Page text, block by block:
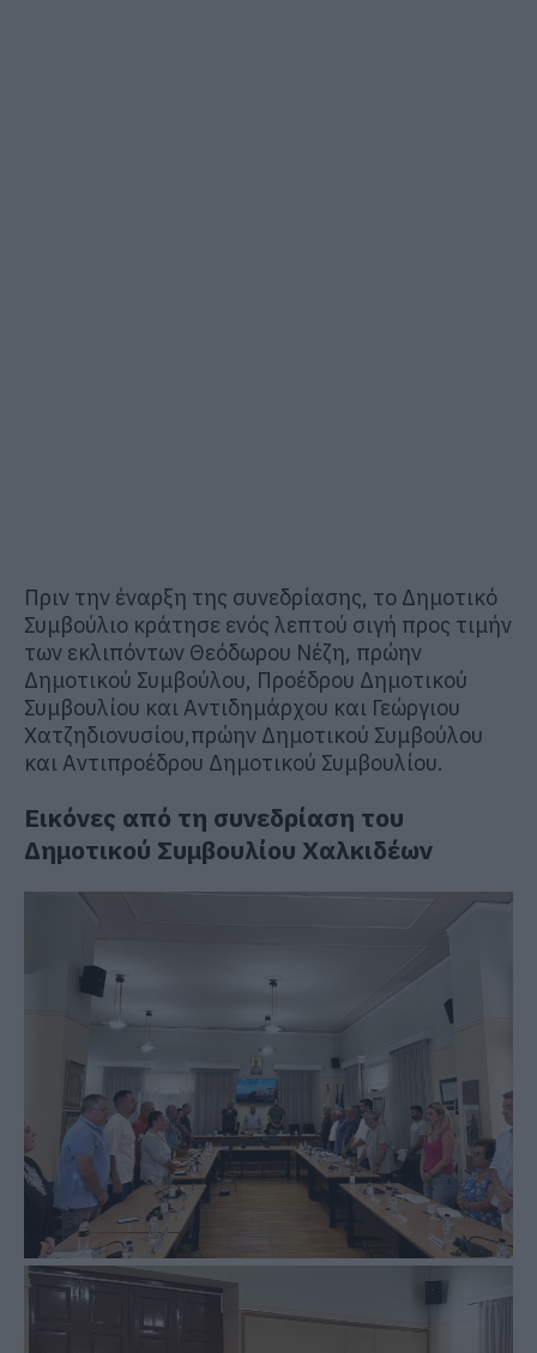
Πριν την έναρξη της συνεδρίασης, το Δημοτικό
Συμβούλιο κράτησε ενός λεπτού σιγή προς τιμήν
των εκλιπόντων Θεόδωρου Νέζη, πρώην
Δημοτικού Συμβούλου, Προέδρου Δημοτικού
Συμβουλίου και Αντιδημάρχου και Γεώργιου
Χατζηδιονυσίου,πρώην Δημοτικού Συμβούλου
και Αντιπροέδρου Δημοτικού Συμβουλίου.
Εικόνες από τη συνεδρίαση του
Δημοτικού Συμβουλίου Χαλκιδέων